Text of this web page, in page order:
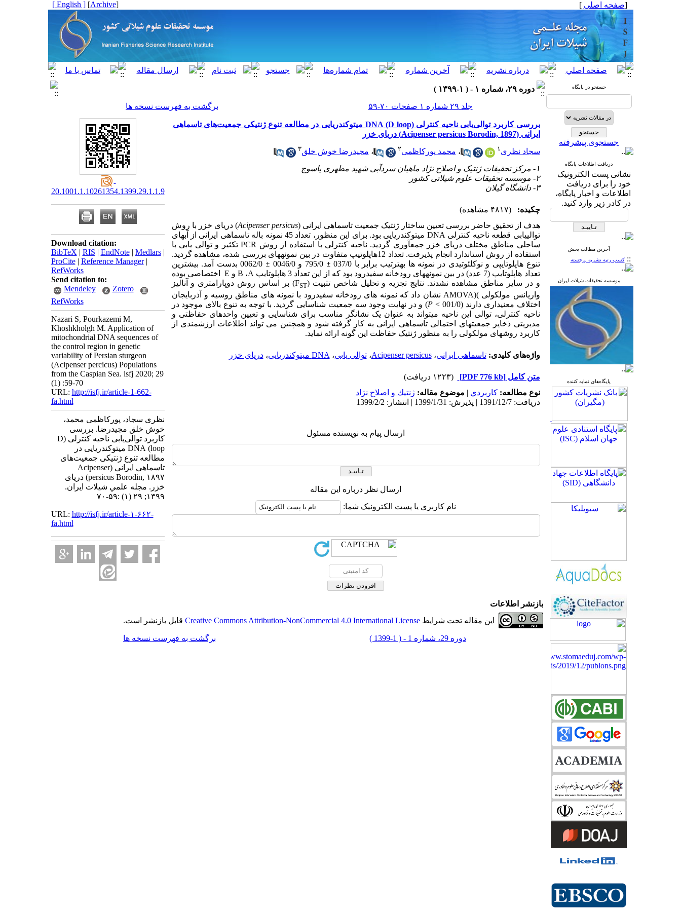
[صفحه اصلی ]
[
Archive
]
[ English ]
جستجو در پایگاه
جستجوی پیشرفته
دریافت اطلاعات پایگاه
نشانی پست الکترونیک
خود را برای دریافت
اطلاعات و اخبار پایگاه،
در کادر زیر وارد کنید.
آخرین مطالب بخش
::کسب رتبه نشریه برجسته
موسسه تحقیقات شیلات ایران
پایگاه‌های نمایه کننده
دوره ۲۹، شماره ۱ - ( ۱-۱۳۹۹ )
جلد ۲۹ شماره ۱ صفحات ۷۰-۵۹
برگشت به فهرست نسخه ها
بررسی کاربرد توالی‌یابی ناحیه کنترلی (D loop) DNA میتوکندریایی در مطالعه تنوع ژنتیکی جمعیت‌های تاسماهی
ایرانی (Acipenser persicus Borodin, 1897) دریای خزر
سجاد نظری ۱ ، محمد پورکاظمی۲ ، مجیدرضا خوش خلق۳
۱- مرکز تحقیقات ژنتیک و اصلاح نژاد ماهیان سردآبی شهید مطهری یاسوج
۲- موسسه تحقیقات علوم شیلاتی کشور
۳- دانشگاه گیلان
چکیده:
(۴۸۱۷ مشاهده)
هدف از تحقیق حاضر بررسی تعیین ساختار ژنتیک جمعیت تاسماهی ایرانی
(Acipenser persicus)
دریای خزر با روش
توالی­یابی قطعه ناحیه کنترلی DNA
میتوکندریایی بود. برای این منظور، تعداد 45 نمونه باله تاسماهی ایرانی از آب­های
ساحلی مناطق مختلف دریای خزر جمع­آوری گردید. ناحیه کنترلی با استفاده از روش PCRتکثیر و توالی­ یابی با
استفاده از روش استاندارد انجام پذیرفت. تعداد 12هاپلوتیپ متفاوت در بین نمونه­های
بررسی شده، مشاهده گردید.
تنوع هاپلوتایپی و نوکلئوتیدی در نمونه­ ها به­ترتیب برابر با 037/0
± 795/0 و 0046/0 ±
بیشترین
تعداد هاپلوتایپ (7 عدد) در بین نمونه­های رودخانه سفیدرود بود که از این تعداد 3 هاپلوتایپ A، B و E اختصاصی بوده
و در سایر مناطق مشاهده نشدند. نتایج تجزیه و تحلیل شاخص تثبیت (FST) بر اساس روش دوپارامتری و آنالیز
واریانس مولکولی(
AMOVA) نشان داد که نمونه ­های رودخانه سفیدرود با نمونه­ های مناطق روسیه و آذربایجان
اختلاف معنی­داری دارند(001/0 >
P) و در نهایت وجود سه جمعیت شناسایی گردید. با توجه به تنوع بالای موجود در
ناحیه کنترلی، توالی این ناحیه می­تواند به عنوان یک نشانگر مناسب برای شناسایی و تعیین واحدهای حفاظتی و
مدیریتی ذخایر جمعیت­های احتمالی تاسماهی ایرانی به کار گرفته شود و همچنین می تواند اطلاعات ارزشمندی از
کاربرد روش­های مولکولی را به منظور ژنتیک حفاظت این گونه ارائه نماید.
واژه‌های کلیدی:تاسماهی ایرانی،Acipenser persicus،توالی یابی، DNA میتوکندریایی ،دریای خزر
متن کامل[PDF 776 kb]
(۱۲۲۳ دریافت)
نوع مطالعه:كاربردي | موضوع مقاله: ژنتيك و اصلاح نژاد
دریافت: 1391/12/7 | پذیرش: 1399/1/31 | انتشار: 1399/2/2
ارسال پیام به نویسنده مسئول
ارسال نظر درباره این مقاله
نام کاربری یا پست الکترونیک شما:
20.1001.1.10261354.1399.29.1.1.9
Download citation:
BibTeX | RIS | EndNote| Medlars|
ProCite| Reference Manager|
RefWorks
Send citation to:
Mendeley
Zotero
RefWorks
Nazari S, Pourkazemi M,
Khoshkholgh M. Application of
mitochondrial DNA sequences of
the control region in genetic
variability of Persian sturgeon
(Acipenser percicus) Populations
from the Caspian Sea. isfj 2020; 29
(1) :59-70
URL: http://isfj.ir/article-1-662-
fa.html
نظری سجاد، پورکاظمی محمد،
خوش خلق مجیدرضا. بررسی
کاربرد توالی‌یابی ناحیه کنترلی (D
loop) DNA میتوکندریایی در
مطالعه تنوع ژنتیکی جمعیت‌های
تاسماهی ایرانی (Acipenser
persicus Borodin, ۱۸۹۷) دریای
خزر. مجله علمي شيلات ايران.
۱۳۹۹; ۲۹ (۱) :۵۹-۷۰
URL: http://isfj.ir/article-۱-۶۶۲-
fa.html
بازنشر اطلاعات
این مقاله تحت شرایطCreative Commons Attribution-NonCommercial 4.0 International License قابل بازنشر است.
دوره 29، شماره 1 - ( 1-1399 ) برگشت به فهرست نسخه ها